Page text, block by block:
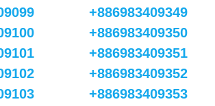
+886983409349
+886983409350
+886983409351
+886983409352
+886983409353